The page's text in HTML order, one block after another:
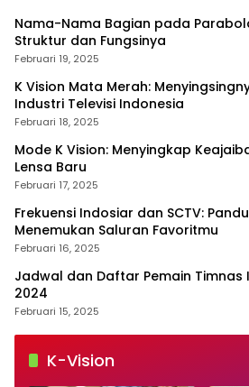
Nama-Nama Bagian pada
Struktur dan Fungsinya
Februari 19, 2025
K Vision Mata Merah:
Industri Televisi Indonesia
Februari 18, 2025
Mode K Vision: Menyingkap
Lensa Baru
Februari 17, 2025
Frekuensi Indosiar dan SCTV:
Menemukan Saluran Favoritmu
Februari 16, 2025
Jadwal dan Daftar Pemain Timnas
2024
Februari 15, 2025
K-Vision